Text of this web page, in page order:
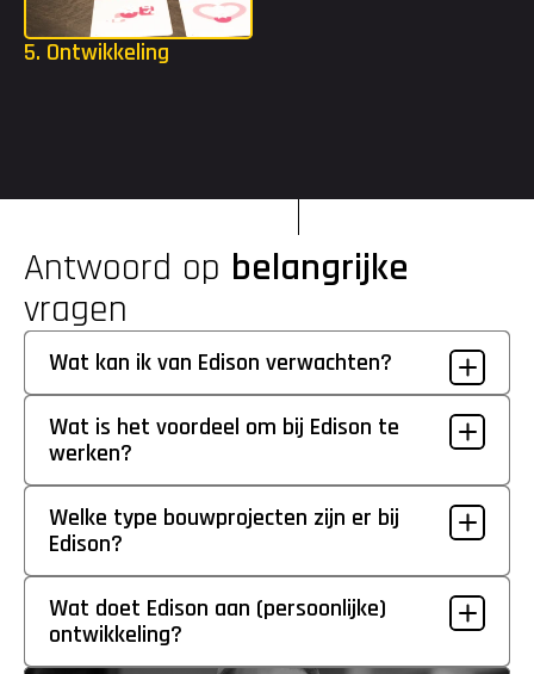
5. Ontwikkeling
Antwoord op belangrijke
vragen
Wat kan ik van Edison verwachten?
Wat is het voordeel om bij Edison te
werken?
Welke type bouwprojecten zijn er bij
Edison?
Wat doet Edison aan (persoonlijke)
ontwikkeling?